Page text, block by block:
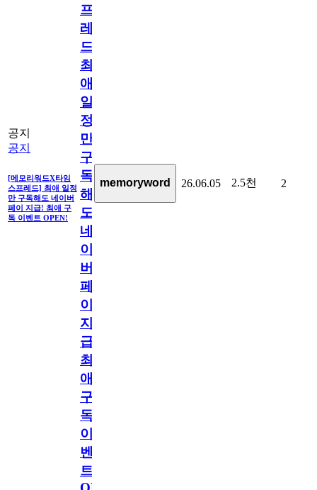
공지
공지
[메모리워드X타임
스프레드] 최애 일정
만 구독해도 네이버
페이 지급! 최애 구
독 이벤트 OPEN!
프
레
드]
최
애
일
정
만
구
독
해
도
네
이
버
페
이
지
급!
최
애
구
독
이
벤
트
memoryword 26.06.05 2.5천 2